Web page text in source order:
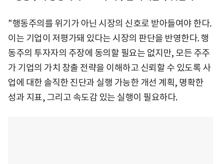
"행동주의를 위기가 아닌 시장의 신호로 받아들여야 한다.
이는 기업이 저평가돼 있다는 시장의 판단을 반영한다. 행
동주의 투자자의 주장에 동의할 필요는 없지만, 모든 주주
가 기업의 가치 창출 전략을 이해하고 신뢰할 수 있도록 사
업에 대한 솔직한 진단과 실행 가능한 개선 계획, 명확한
성과 지표, 그리고 속도감 있는 실행이 필요하다.